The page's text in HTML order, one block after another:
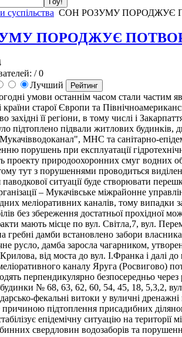
суспільства СОН РОЗУМУ ПОРОДЖУЄ
ПОРОДЖУЄ
/ 0
Лучший
умови останнім часом стали частим
країни старої Європи та
західні її регіони, в тому числі і
підтоплено підвали житлових
МНС та санітарно-
порушень при експлуатації
проекту природоохоронних смуг водних
тут з порушеннями проводиться
паводкової ситуації буде створювати
– Мукачівське міжрайонне
меліоративних каналів, тому випадки
без збереження достатньої прохідної
мають місце по вул. Світла,7, вул.
гребні дамби встановлено забори
русло, дамба заросла чагарником,
від моста до вул. І.Франка і далі
каналу Яруга (Росвигово)
перпендикулярно безпосередньо
№ 68, 63, 62, 60, 54, 45, 18, 5,3,2,
фекальні витоки у вуличні
підтоплення присадибних
епідемічну ситуацію на
свердловин водозаборів та